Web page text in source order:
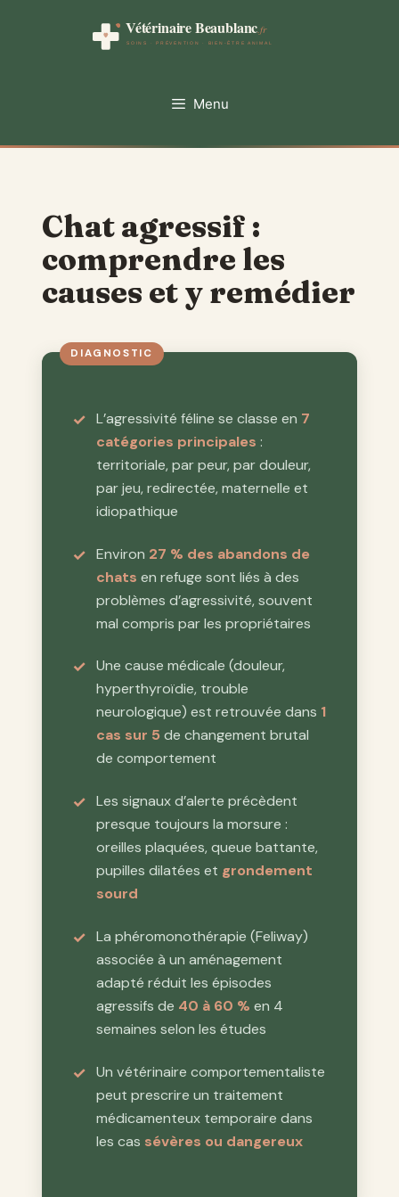
Menu
Chat agressif :
comprendre les
causes et y remédier
L’agressivité féline se classe en 7
catégories principales :
territoriale, par peur, par douleur,
par jeu, redirectée, maternelle et
idiopathique
Environ 27 % des abandons de
chats en refuge sont liés à des
problèmes d’agressivité, souvent
mal compris par les propriétaires
Une cause médicale (douleur,
hyperthyroïdie, trouble
neurologique) est retrouvée dans 1
cas sur 5de changement brutal
de comportement
Les signaux d’alerte précèdent
presque toujours la morsure :
oreilles plaquées, queue battante,
pupilles dilatées et grondement
sourd
La phéromonothérapie (Feliway)
associée à un aménagement
adapté réduit les épisodes
agressifs de 40 à 60 % en 4
semaines selon les études
Un vétérinaire comportementaliste
peut prescrire un traitement
médicamenteux temporaire dans
les cas sévères ou dangereux